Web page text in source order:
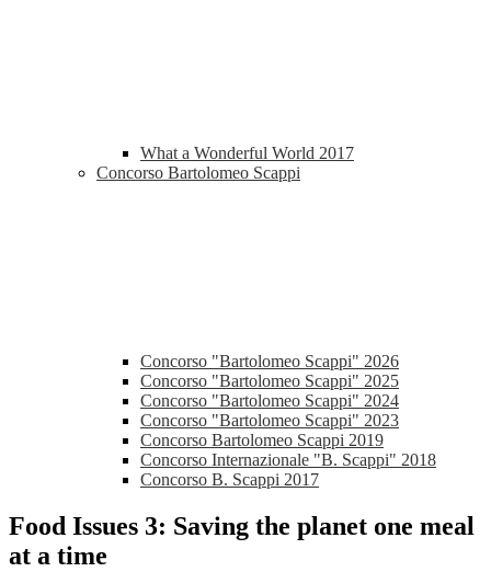
What a Wonderful World 2017
Concorso Bartolomeo Scappi
Concorso "Bartolomeo Scappi" 2026
Concorso "Bartolomeo Scappi" 2025
Concorso "Bartolomeo Scappi" 2024
Concorso "Bartolomeo Scappi" 2023
Concorso Bartolomeo Scappi 2019
Concorso Internazionale "B. Scappi" 2018
Concorso B. Scappi 2017
Food Issues 3: Saving the planet one meal
at a time